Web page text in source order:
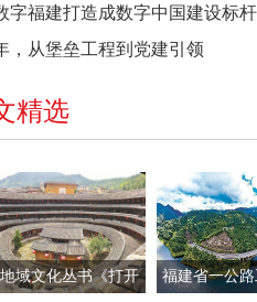
字福建打造成数字中国建设标杆
，从堡垒工程到党建引领
精选
域文化丛书《打开
福建省一公